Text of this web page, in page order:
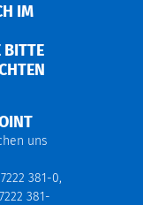
IM
V
S
uns
381-0,
381-